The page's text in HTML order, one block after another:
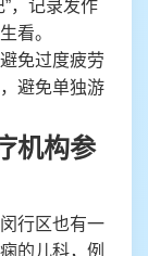
，记录发作
看。
免过度疲劳
避免单独游
机构参
行区也有一
的儿科，例